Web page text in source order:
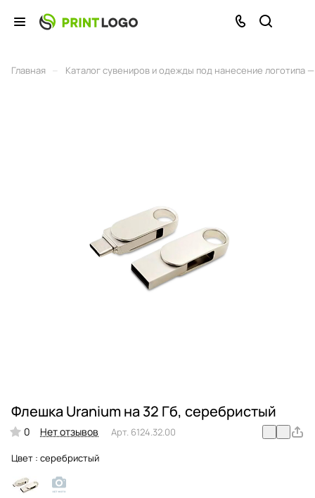
Главная Каталог сувениров и одежды под нанесение логотипа
Флешка Uranium на 32 Гб, серебристый
0 Нет отзывов Арт. 6124.32.00
Цвет : серебристый